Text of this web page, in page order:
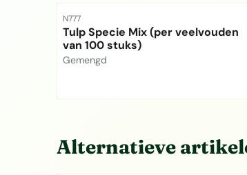
Artikelnummer
N777
Tulp Specie Mix (per veelvouden
van 100 stuks)
Merk:
Gemengd
Alternatieve